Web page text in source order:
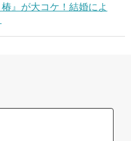
』が大コケ！結婚によ